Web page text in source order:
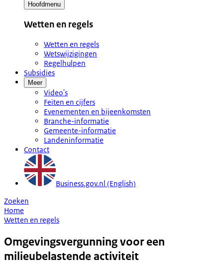
Hoofdmenu
Wetten en regels
Wetten en regels
Wetswijzigingen
Regelhulpen
Subsidies
Meer
Video's
Feiten en cijfers
Evenementen en bijeenkomsten
Branche-informatie
Gemeente-informatie
Landeninformatie
Contact
Business.gov.nl (English)
Zoeken
Home
Wetten en regels
Omgevingsvergunning voor een
milieubelastende activiteit